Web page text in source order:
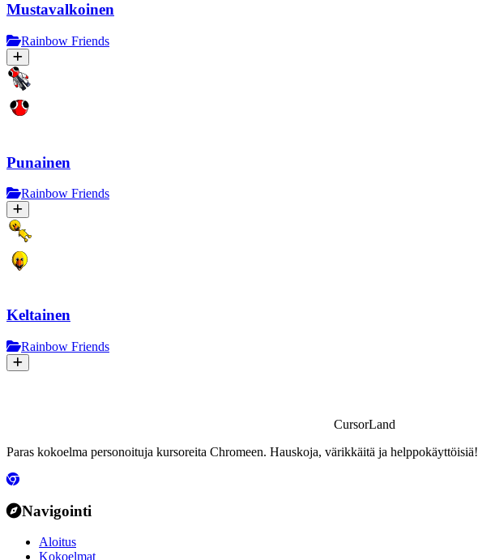
Mustavalkoinen
Rainbow Friends
Punainen
Rainbow Friends
Keltainen
Rainbow Friends
CursorLand
Paras kokoelma personoituja kursoreita Chromeen. Hauskoja, värikkäitä ja helppokäyttöisiä!
Navigointi
Aloitus
Kokoelmat